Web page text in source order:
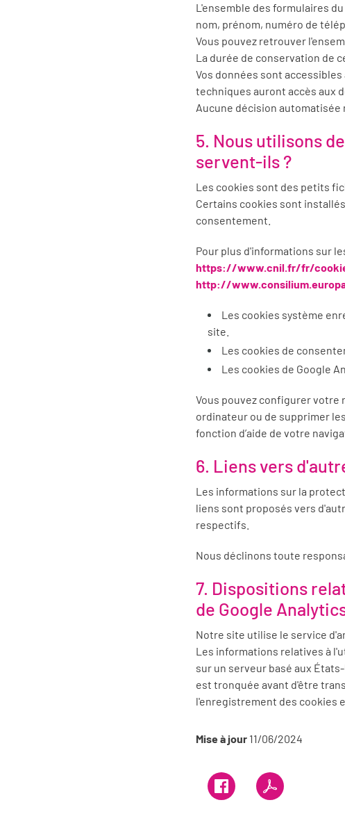
L'ensemble des formulaires
nom, prénom, numéro de
Vous pouvez retrouver
La durée de conservation de
Vos données sont
techniques auront accès aux
Aucune décision automatisée
5. Nous utilisons
servent-ils ?
Les cookies sont des petits
Certains cookies sont
consentement.
Pour plus d'informations sur
https://www.cnil.fr/fr/
http://
Les cookies système
site.
Les cookies de
Les cookies de Google
Vous pouvez configurer votre
ordinateur ou de supprimer
fonction d’aide de votre
6. Liens vers
Les informations sur la
liens sont proposés vers
respectifs.
Nous déclinons toute
7. Dispositions
de Google
Notre site utilise le service
Les informations relatives à
sur un serveur basé aux
est tronquée avant d'être
l'enregistrement des cookies
Mise à jour 11/06/2024